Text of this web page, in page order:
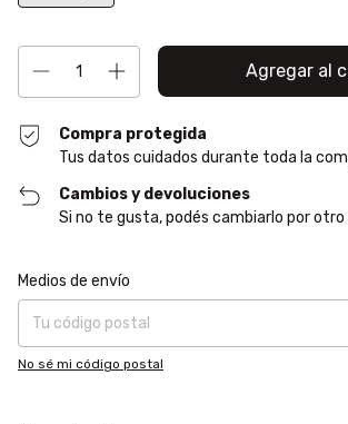
Compra protegida
Tus datos cuidados durante toda la
Cambios y devoluciones
Si no te gusta, podés cambiarlo por otro
Entregas para el CP:
Medios de envío
No sé mi código postal